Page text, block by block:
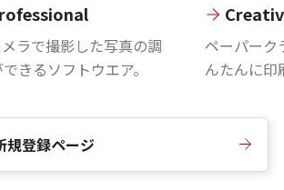
ラで撮影した写真の調
きるソフトウエア。
ペーパーク
んたんに印
規登録ページ